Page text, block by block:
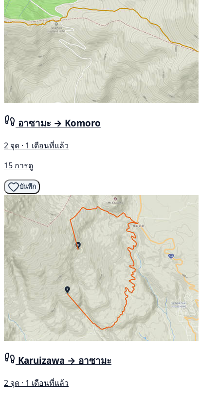
อาซามะ → Komoro
2 จุด · 1 เดือนที่แล้ว
15 การดู
บันทึก
Karuizawa → อาซามะ
2 จุด · 1 เดือนที่แล้ว